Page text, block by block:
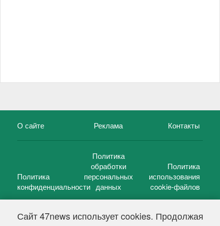
Сайт 47news использует cookies. Продолжая
О сайте Реклама Контакты
Политика
конфиденциальности
Политика
обработки
персональных
данных
Политика
использования
cookie-файлов